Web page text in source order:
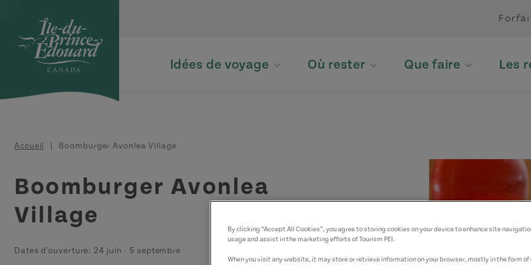
Idées de voyage Où rester Que faire Les
Fil d'Ariane
Accueil Boomburger Avonlea Village
Boomburger Avonlea
Village
Dates d'ouverture: 24 juin - 5 septembre
By clicking “Accept All Cookies”, you agree to storing cookies on your device to enhance site
usage and assist in the marketing efforts of Tourism PEI.
When you visit any website, it may store or retrieve information on your browser, mostly in the form of